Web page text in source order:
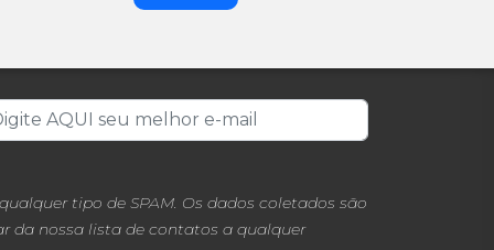
tipo de SPAM. Os dados coletados são
da nossa lista de contatos a qualquer